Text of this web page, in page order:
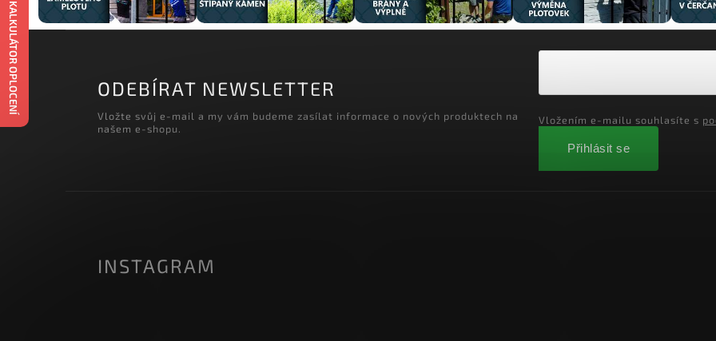
ODEBÍRAT NEWSLETTER
Vložte svůj e-mail a my vám budeme zasílat informace o nových produktech na
našem e-shopu.
Vložením e-mailu souhlasíte s
Přihlásit se
INSTAGRAM
KALKULÁTOR OPLOCENÍ